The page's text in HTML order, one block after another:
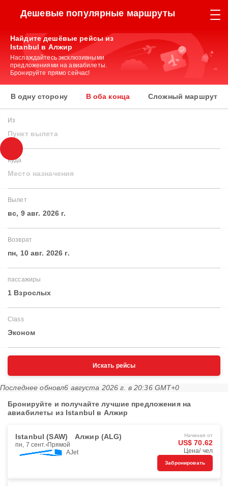
Дешевые популярные маршруты
Найдите дешёвые рейсы из
Istanbul в Алжир
Наслаждайтесь эксклюзивными
предложениями на авиабилеты.
Бронируйте прямо сейчас!
В одну сторону В оба конца Сложный маршрут
Из
Пункт вылета
Куда
Место назначения
Вылет
вс, 9 авг. 2026 г.
Возврат
пн, 10 авг. 2026 г.
пассажиры
1 Взрослых
Class
Эконом
Искать рейсы
Последнее обновл6 августа 2026 г. в 20:36 GMT+0
Бронируйте и получайте лучшие предложения на
авиабилеты из Istanbul в Алжир
Istanbul (SAW) Алжир (ALG)
пн, 7 сент. Прямой
AJet
Начиная от
US$ 70.62
Цена/ чел
Забронировать